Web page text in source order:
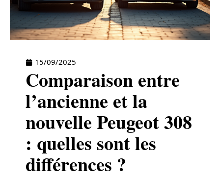
15/09/2025
Comparaison entre
l’ancienne et la
nouvelle Peugeot 308
: quelles sont les
différences ?